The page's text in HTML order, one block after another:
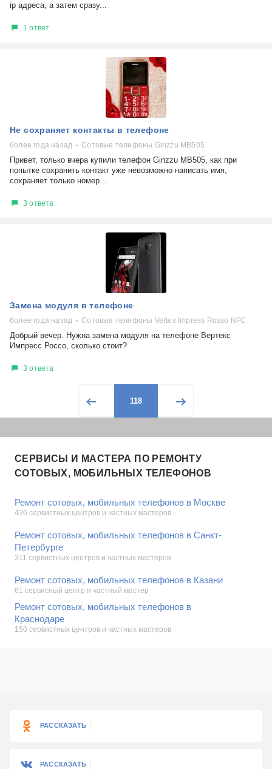
ip адреса, а затем сразу...
1 ответ
Не сохраняет контакты в телефоне
более года назад Сотовые телефоны Ginzzu MB505
Привет, только вчера купили телефон Ginzzu MB505, как при
попытке сохранить контакт уже невозможно написать имя,
сохраняет только номер...
3 ответа
Замена модуля в телефоне
более года назад Сотовые телефоны Vertex Impress Rosso NFC
Добрый вечер. Нужна замена модуля на телефоне Вертекс
Импресс Россо, сколько стоит?
3 ответа
118
СЕРВИСЫ И МАСТЕРА ПО РЕМОНТУ
СОТОВЫХ, МОБИЛЬНЫХ ТЕЛЕФОНОВ
Ремонт сотовых, мобильных телефонов в Москве
436 сервистных центров и частных мастеров
Ремонт сотовых, мобильных телефонов в Санкт-
Петербурге
311 сервистных центров и частных мастеров
Ремонт сотовых, мобильных телефонов в Казани
61 сервисный центр и частный мастер
Ремонт сотовых, мобильных телефонов в
Краснодаре
150 сервистных центров и частных мастеров
РАССКАЗАТЬ
РАССКАЗАТЬ